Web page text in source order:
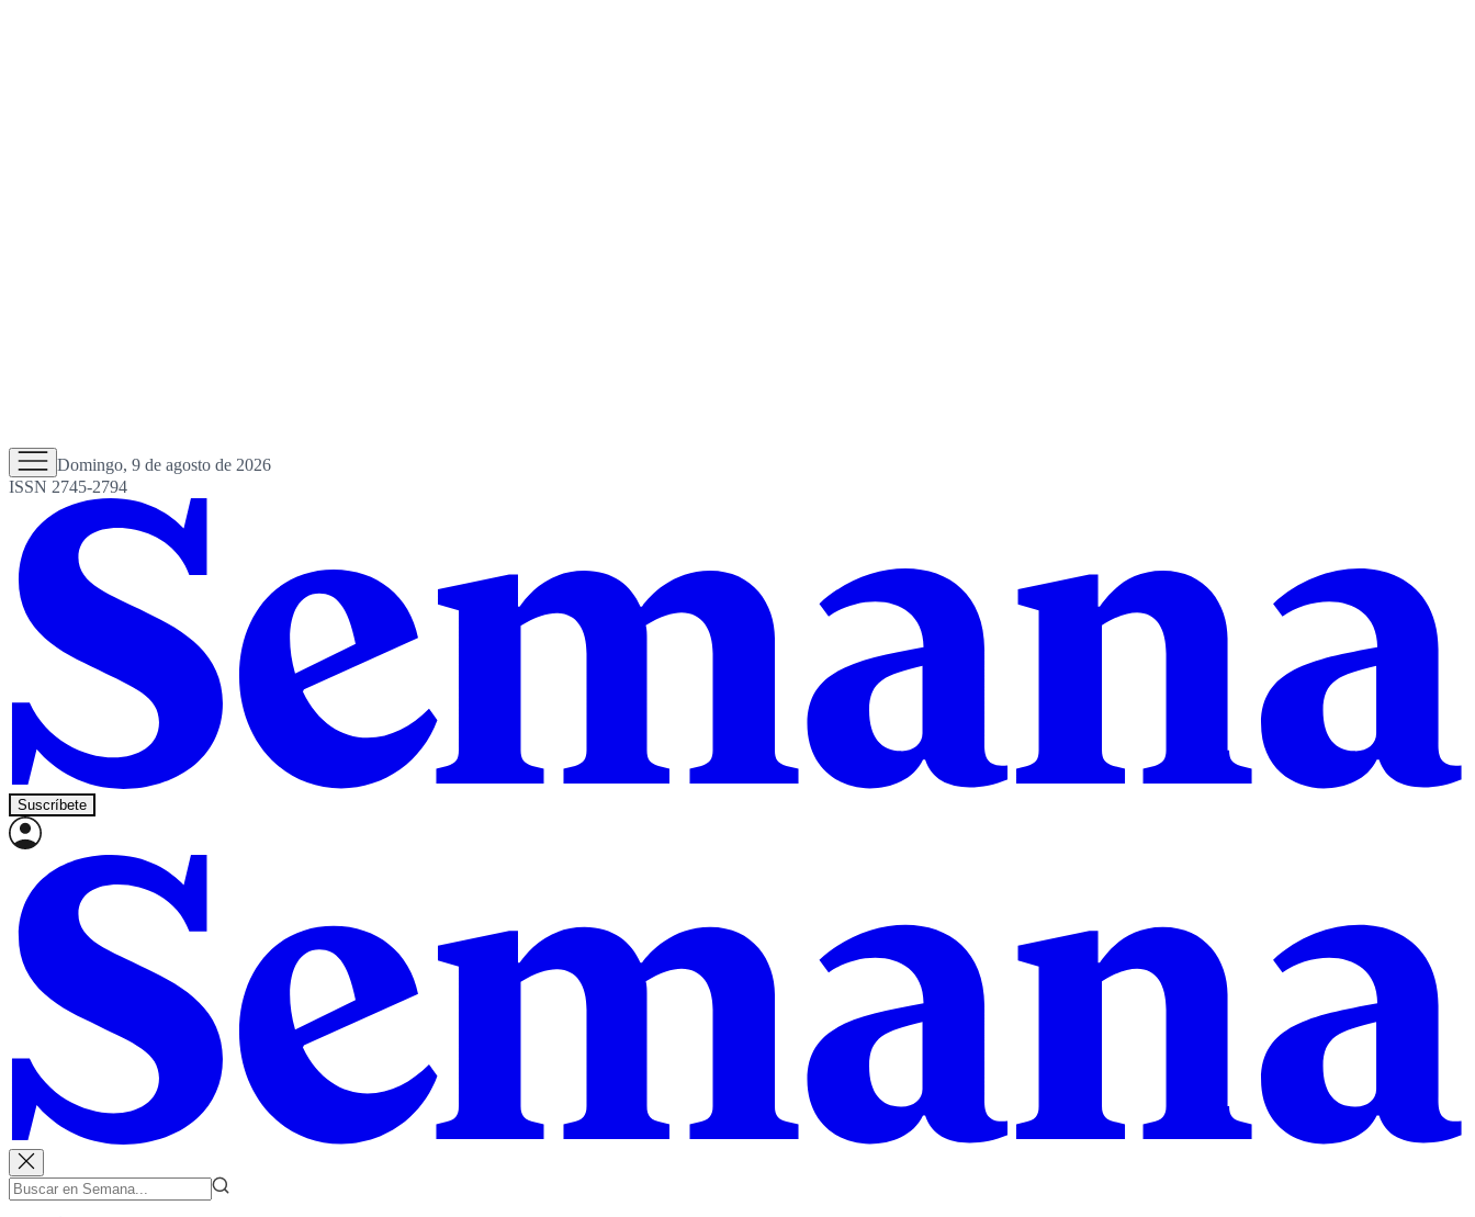
Domingo, 9 de agosto de 2026
ISSN 2745-2794
Suscríbete